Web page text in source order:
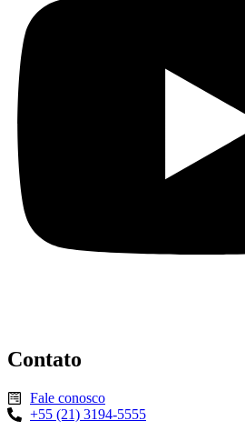
Contato
Fale conosco
+55 (21) 3194-5555